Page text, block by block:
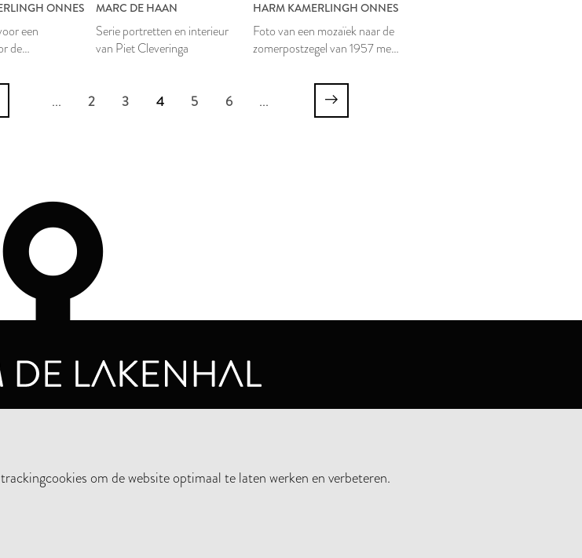
ONNES
een
de
MARC DE HAAN
Serie portretten en interieur
van Piet Cleveringa
HARM KAMERLINGH ONNES
Foto van een mozaïek naar de
zomerpostzegel van 1957 met
... 2 3 4 5 6 ...
om de website optimaal te laten werken en verbeteren.